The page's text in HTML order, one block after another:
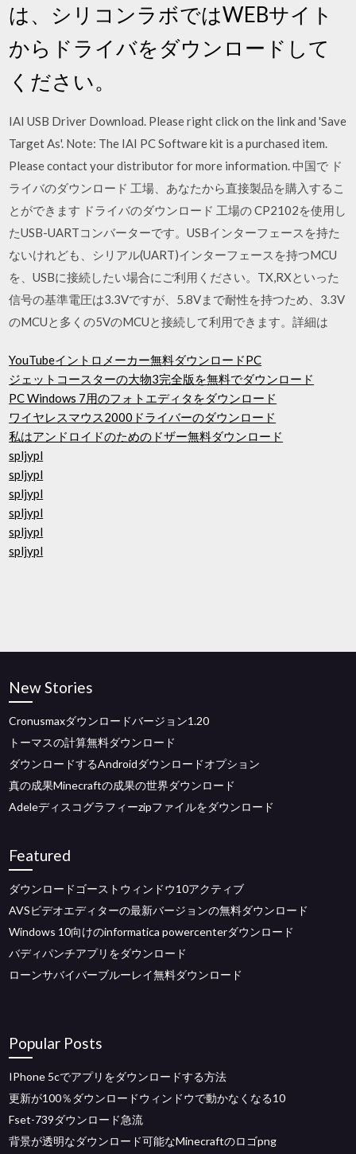
は、シリコンラボではWEBサイト
からドライバをダウンロードして
ください。
IAI USB Driver Download. Please right click on the link and 'Save
Target As'. Note: The IAI PC Software kit is a purchased item.
Please contact your distributor for more information. 中国で ド
ライバのダウンロード 工場、あなたから直接製品を購入するこ
とができます ドライバのダウンロード 工場の CP2102を使用し
たUSB-UARTコンバーターです。USBインターフェースを持た
ないけれども、シリアル(UART)インターフェースを持つMCU
を、USBに接続したい場合にご利用ください。TX,RXといった
信号の基準電圧は3.3Vですが、5.8Vまで耐性を持つため、3.3V
のMCUと多くの5VのMCUと接続して利用できます。詳細は
YouTubeイントロメーカー無料ダウンロードPC
ジェットコースターの大物3完全版を無料でダウンロード
PC Windows 7用のフォトエディタをダウンロード
ワイヤレスマウス2000ドライバーのダウンロード
私はアンドロイドのためのドザー無料ダウンロード
spljypl
spljypl
spljypl
spljypl
spljypl
spljypl
New Stories
Cronusmaxダウンロードバージョン1.20
トーマスの計算無料ダウンロード
ダウンロードするAndroidダウンロードオプション
真の成果Minecraftの成果の世界ダウンロード
Adeleディスコグラフィーzipファイルをダウンロード
Featured
ダウンロードゴーストウィンドウ10アクティブ
AVSビデオエディターの最新バージョンの無料ダウンロード
Windows 10向けのinformatica powercenterダウンロード
バディパンチアプリをダウンロード
ローンサバイバーブルーレイ無料ダウンロード
Popular Posts
IPhone 5cでアプリをダウンロードする方法
更新が100％ダウンロードウィンドウで動かなくなる10
Fset-739ダウンロード急流
背景が透明なダウンロード可能なMinecraftのロゴpng